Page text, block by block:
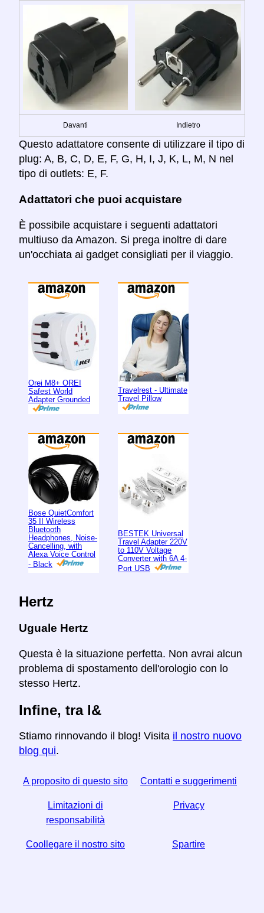
Davanti Indietro
Questo adattatore consente di utilizzare il tipo di
plug: A, B, C, D, E, F, G, H, I, J, K, L, M, N nel
tipo di outlets: E, F.
Adattatori che puoi acquistare
È possibile acquistare i seguenti adattatori
multiuso da Amazon. Si prega inoltre di dare
un'occhiata ai gadget consigliati per il viaggio.
Orei M8+ OREI
Safest World
Adapter Grounded
Travelrest - Ultimate
Travel Pillow
Bose QuietComfort
35 II Wireless
Bluetooth
Headphones, Noise-
Cancelling, with
Alexa Voice Control
- Black
BESTEK Universal
Travel Adapter 220V
to 110V Voltage
Converter with 6A 4-
Port USB
Hertz
Uguale Hertz
Questa è la situazione perfetta. Non avrai alcun
problema di spostamento dell'orologio con lo
stesso Hertz.
Infine, tra l&
Stiamo rinnovando il blog! Visita il nostro nuovo
blog qui.
A proposito di questo sito Contatti e suggerimenti
Limitazioni di
responsabilità
Privacy
Coollegare il nostro sito Spartire